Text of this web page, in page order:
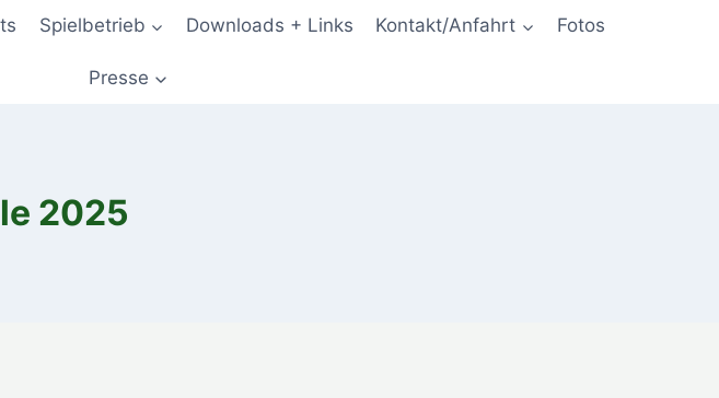
Spielbetrieb Downloads + Links Kontakt/Anfahrt Fotos
Presse
2025